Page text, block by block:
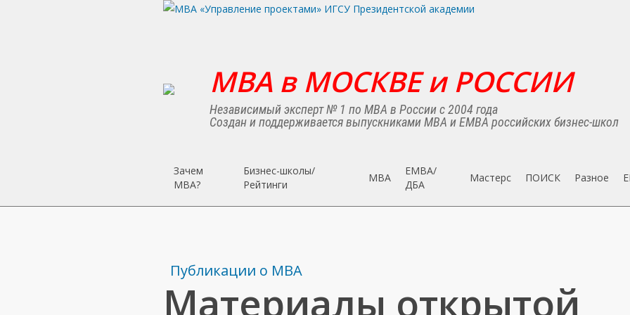
MBA в МОСКВЕ и РОССИИ
Независимый эксперт № 1 по MBA в России с 2004 года
Создан и поддерживается выпускниками MBA и EMBA российских бизнес-школ
Зачем
MBA?
Бизнес-школы/
Рейтинги
MBA
EMBA/
ДБA
Мастерс ПОИСК Разное
Публикации о МВА
Материалы открытой